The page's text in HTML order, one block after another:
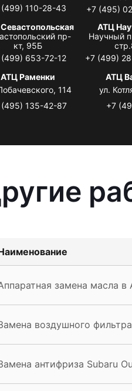
(499) 110-28-43
+7 (495)
пр-
кт, 95Б
(499) 653-72-12
АТЦ
Научный
+7 (499)
АТЦ Раменки
114
(495) 135-42-87
АТЦ
ул.
+7
замена масла
воздушного
антифриза Subaru